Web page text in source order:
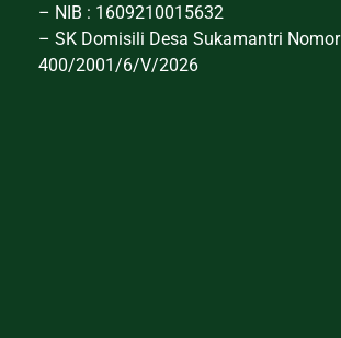
– NIB : 1609210015632
– SK Domisili Desa Sukamantri Nomor
400/2001/6/V/2026